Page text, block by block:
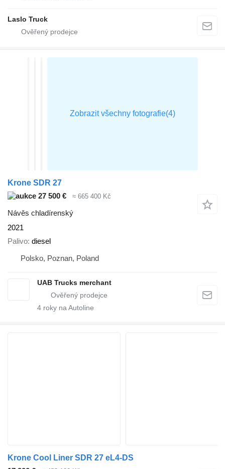
Laslo Truck
Krone SDR 27
27 500 €
≈ 665 400 Kč
Návěs chladírenský
2021
Palivo diesel
Polsko, Poznan, Poland
UAB Trucks merchant
4 roky na Autoline
Krone Cool Liner SDR 27 eL4-DS